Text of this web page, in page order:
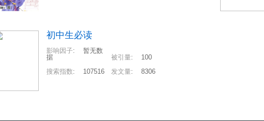
初中生必读
影响因子:
暂无数
据
被引量:
100
搜索指数: 107516 发文量: 8306